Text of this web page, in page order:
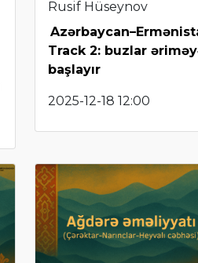
Rusif Hüseynov
Track 2: buzlar
başlayır
2025-12-18 12:00